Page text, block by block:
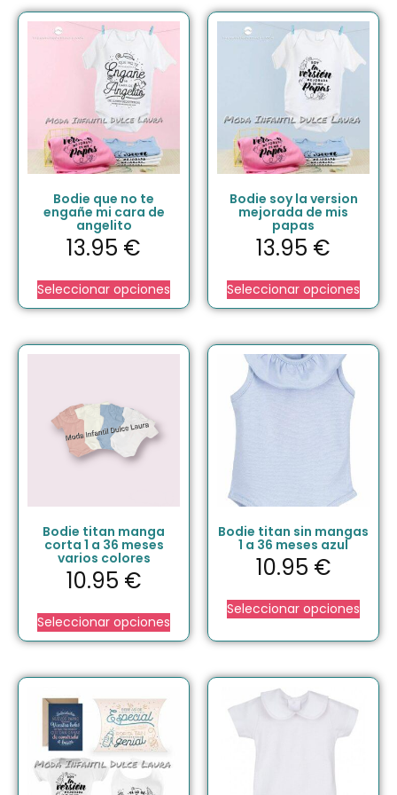
Bodie que no te
engañe mi cara de
angelito
13.95 €
Seleccionar opciones
Bodie soy la version
mejorada de mis
papas
13.95 €
Seleccionar opciones
Bodie titan manga
corta 1 a 36 meses
varios colores
10.95 €
Seleccionar opciones
Bodie titan sin mangas
1 a 36 meses azul
10.95 €
Seleccionar opciones